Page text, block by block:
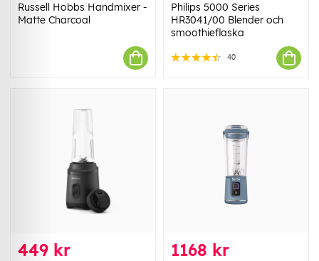
Russell Hobbs Handmixer -
Matte Charcoal
Philips 5000 Series
HR3041/00 Blender och
smoothieflaska
40
449 kr 1168 kr